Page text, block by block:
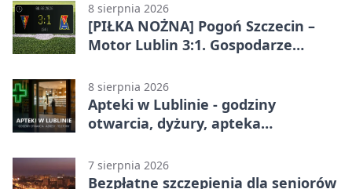
8 sierpnia 2026
[PIŁKA NOŻNA] Pogoń Szczecin –
Motor Lublin 3:1. Gospodarze
Ekstraklasy
8 sierpnia 2026
Apteki w Lublinie - godziny
otwarcia, dyżury, apteka
7 sierpnia 2026
Bezpłatne szczepienia dla seniorów